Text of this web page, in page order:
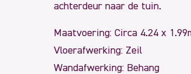
achterdeur naar de tuin.
Maatvoering: Circa 4.24 x
Vloerafwerking: Zeil
Wandafwerking: Behang